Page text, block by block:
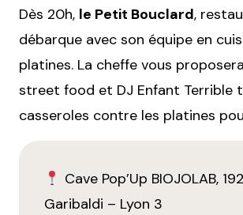
Dès 20h, le Petit Bouclard,
débarque avec son équipe en
platines. La cheffe vous
street food et DJ Enfant Terrible
casseroles contre les platines
Cave Pop’Up BIOJOLAB,
Garibaldi – Lyon 3